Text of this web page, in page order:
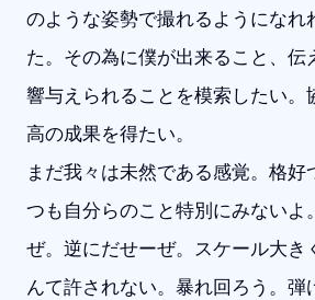
のような姿勢で撮れるようになれ
た。その為に僕が出来ること、伝
響与えられることを模索したい。
高の成果を得たい。
まだ我々は未然である感覚。格好
つも自分らのこと特別にみないよ
ぜ。逆にだせーぜ。スケール大き
んて許されない。暴れ回ろう。弾